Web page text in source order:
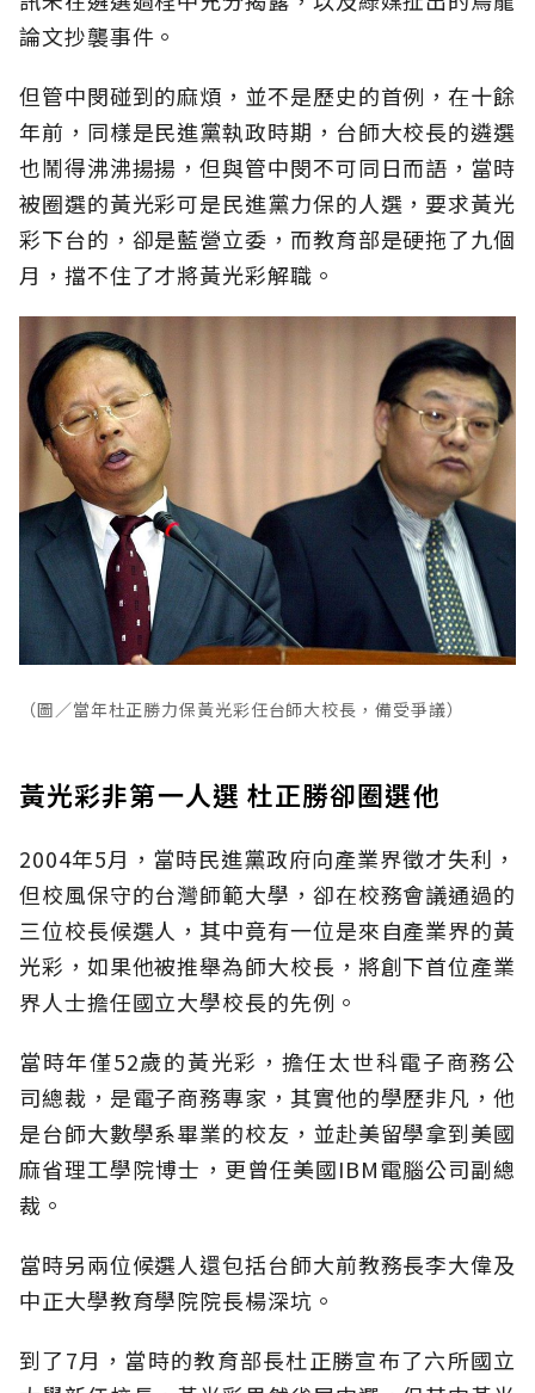
論文抄襲事件。
但管中閔碰到的麻煩，並不是歷史的首例，在十餘
年前，同樣是民進黨執政時期，台師大校長的遴選
也鬧得沸沸揚揚，但與管中閔不可同日而語，當時
被圈選的黃光彩可是民進黨力保的人選，要求黃光
彩下台的，卻是藍營立委，而教育部是硬拖了九個
月，擋不住了才將黃光彩解職。
（圖／當年杜正勝力保黃光彩任台師大校長，備受爭議）
黃光彩非第一人選 杜正勝卻圈選他
2004年5月，當時民進黨政府向產業界徵才失利，
但校風保守的台灣師範大學，卻在校務會議通過的
三位校長候選人，其中竟有一位是來自產業界的黃
光彩，如果他被推舉為師大校長，將創下首位產業
界人士擔任國立大學校長的先例。
當時年僅52歲的黃光彩，擔任太世科電子商務公
司總裁，是電子商務專家，其實他的學歷非凡，他
是台師大數學系畢業的校友，並赴美留學拿到美國
麻省理工學院博士，更曾任美國IBM電腦公司副總
裁。
當時另兩位候選人還包括台師大前教務長李大偉及
中正大學教育學院院長楊深坑。
到了7月，當時的教育部長杜正勝宣布了六所國立